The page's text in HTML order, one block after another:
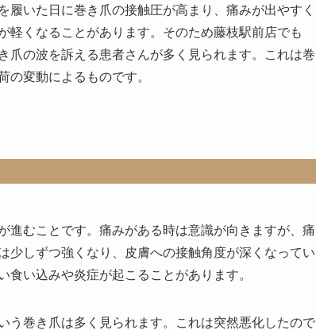
いた日に巻き爪の接触圧が高まり、痛みが出やすく
軽くなることがあります。そのため藤枝駅前店でも
爪の波を訴える患者さんが多く見られます。これは巻
の変動によるものです。
進むことです。痛みがある時は意識が向きますが、痛
少しずつ強くなり、皮膚への接触角度が深くなってい
い込みや炎症が起こることがあります。
う巻き爪は多く見られます。これは突然悪化したので